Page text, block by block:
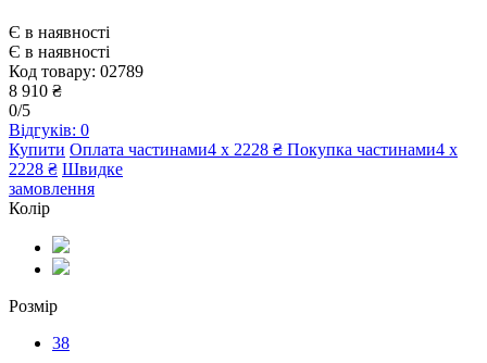
Є в наявності
Є в наявності
Код товару: 02789
8 910 ₴
0/5
Відгуків: 0
Купити Оплата частинами4 х 2228 ₴ Покупка частинами4 х
2228 ₴ Швидке
замовлення
Колір
Розмір
38